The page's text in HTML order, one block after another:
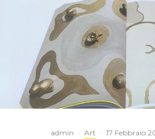
admin · Art · 17 Febbraio